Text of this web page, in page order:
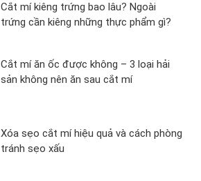
Cắt mí kiêng trứng bao lâu? Ngoài
trứng cần kiêng những thực phẩm gì?
Cắt mí ăn ốc được không – 3 loại hải
sản không nên ăn sau cắt mí
Xóa sẹo cắt mí hiệu quả và cách phòng
tránh sẹo xấu